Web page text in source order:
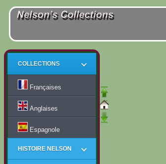
COLLECTIONS
Françaises
Anglaises
Espagnole
HISTOIRE NELSON